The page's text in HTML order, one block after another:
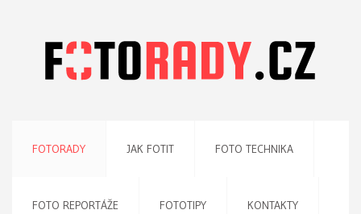
FOTORADY JAK FOTIT FOTO TECHNIKA
FOTO REPORTÁŽE FOTOTIPY KONTAKTY